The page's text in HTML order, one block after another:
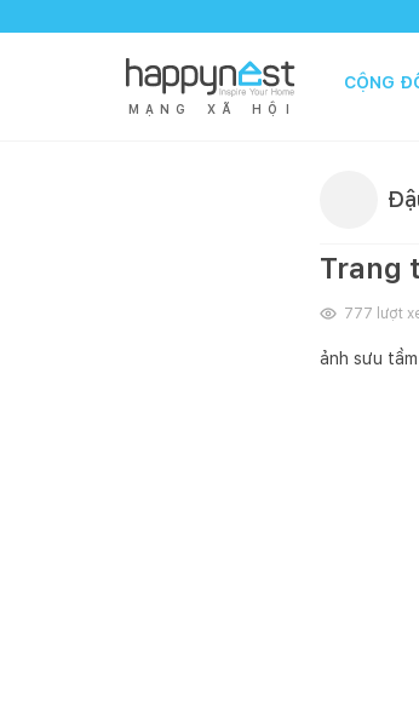
M Ạ N G X Ã H Ộ I
CỘNG
Trang
777 lượt
ảnh sưu tầm